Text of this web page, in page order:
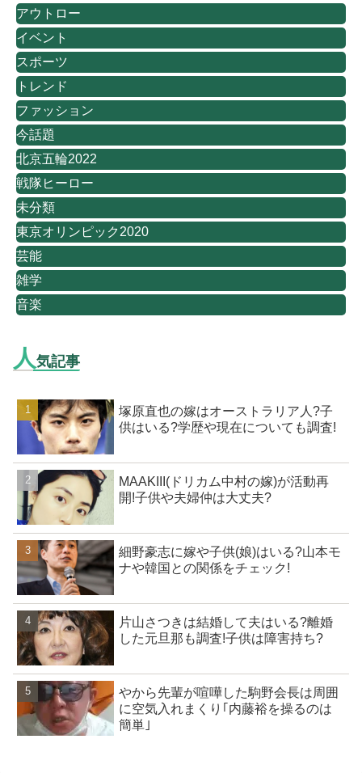
アウトロー
イベント
スポーツ
トレンド
ファッション
今話題
北京五輪2022
戦隊ヒーロー
未分類
東京オリンピック2020
芸能
雑学
音楽
人気記事
塚原直也の嫁はオーストラリア人?子
供はいる?学歴や現在についても調査!
MAAKIII(ドリカム中村の嫁)が活動再
開!子供や夫婦仲は大丈夫?
細野豪志に嫁や子供(娘)はいる?山本モ
ナや韓国との関係をチェック!
片山さつきは結婚して夫はいる?離婚
した元旦那も調査!子供は障害持ち?
やから先輩が喧嘩した駒野会長は周囲
に空気入れまくり｢内藤裕を操るのは
簡単｣